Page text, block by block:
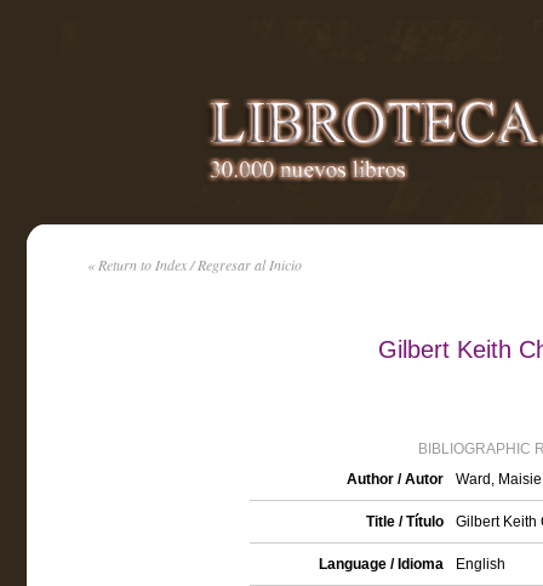
« Return to Index / Regresar al Inicio
Gilbert Keith
BIBLIOGRAPHIC
Author / Autor
Ward,
Title / Título Gilbert Keith
Language / Idioma English